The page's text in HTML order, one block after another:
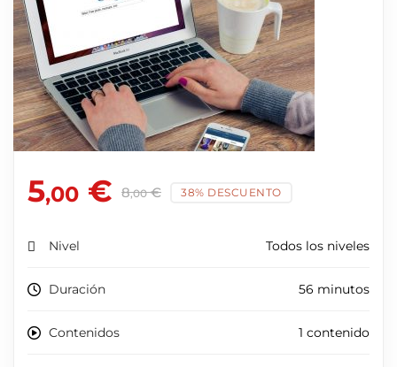
5,00 € 8,00 € 38% DESCUENTO
Nivel Todos los niveles
Duración 56 minutos
Contenidos 1 contenido